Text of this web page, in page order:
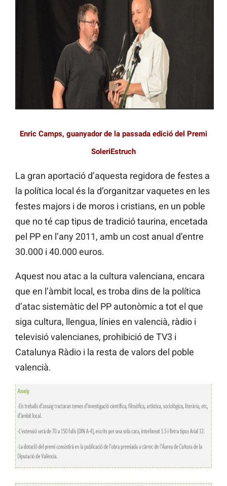
Enric Camps, guanyador de la passada edició del Premi
SoleriEstruch
La gran aportació d’aquesta regidora de festes a
la política local és la d’organitzar vaquetes en les
festes majors i de moros i cristians, en un poble
que no té cap tipus de tradició taurina, encetada
pel PP en l’any 2011, amb un cost anual d’entre
30.000 i 40.000 euros.
Aquest nou atac a la cultura valenciana, encara
que en l’àmbit local, es troba dins de la política
d’atac sistemàtic del PP autonòmic a tot el que
siga cultura, llengua, línies en valencià, ràdio i
televisió valencianes, prohibició de TV3 i
Catalunya Ràdio i la resta de valors del poble
valencià.